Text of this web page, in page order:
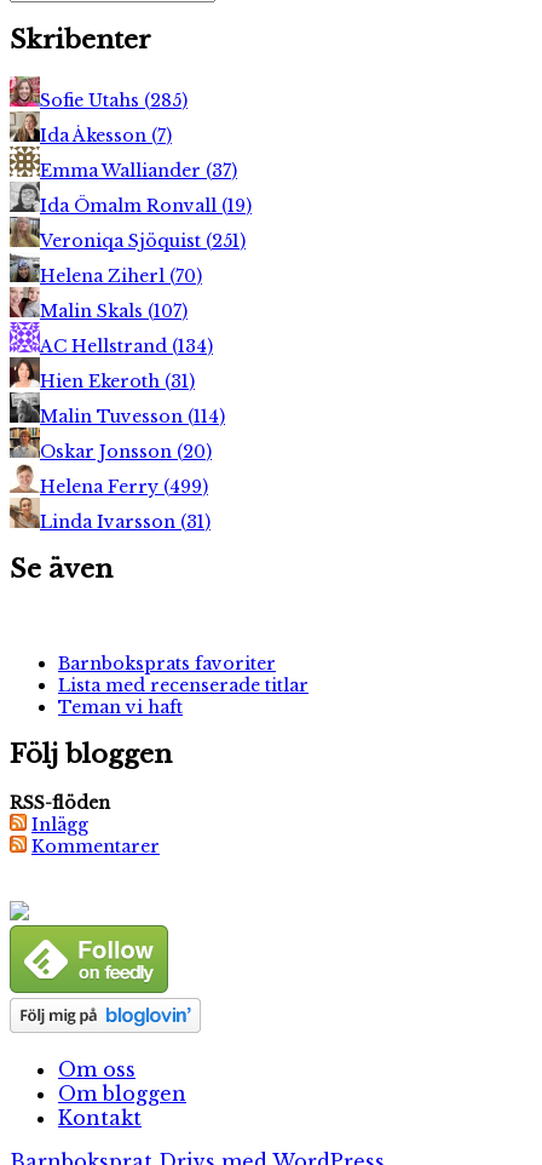
Skribenter
Sofie Utahs (285)
Ida Åkesson (7)
Emma Walliander (37)
Ida Ömalm Ronvall (19)
Veroniqa Sjöquist (251)
Helena Ziherl (70)
Malin Skals (107)
AC Hellstrand (134)
Hien Ekeroth (31)
Malin Tuvesson (114)
Oskar Jonsson (20)
Helena Ferry (499)
Linda Ivarsson (31)
Se även
Barnboksprats favoriter
Lista med recenserade titlar
Teman vi haft
Följ bloggen
RSS-flöden
Inlägg
Kommentarer
Om oss
Om bloggen
Kontakt